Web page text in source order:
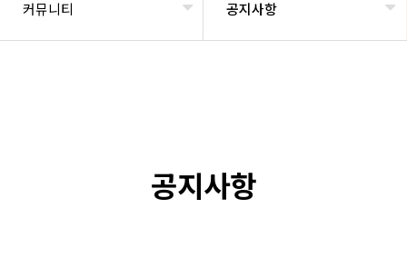
커뮤니티 공지사항
공지사항